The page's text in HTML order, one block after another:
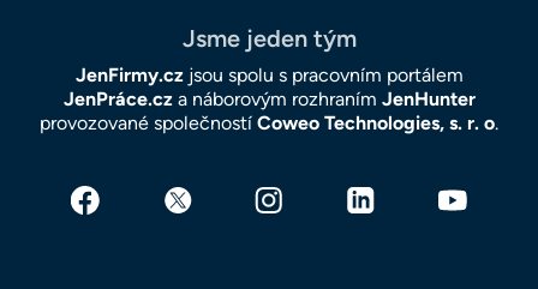
Jsme jeden tým
JenFirmy.czjsou spolu s pracovním portálem
JenPráce.cza náborovým rozhraním JenHunter
provozované společností Coweo Technologies, s. r. o.